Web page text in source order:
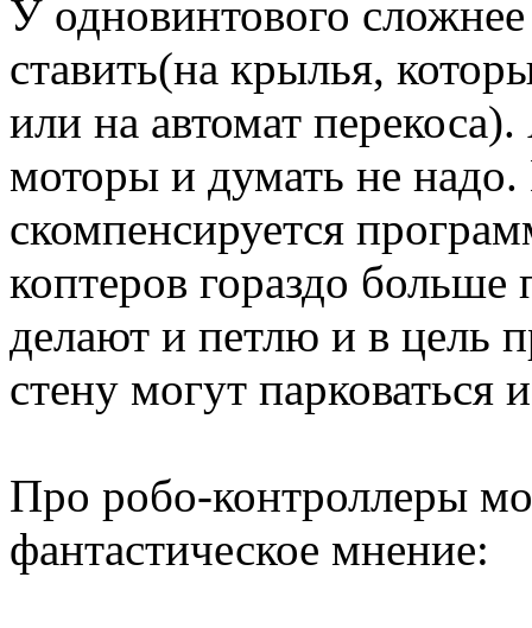
У одновинтового
ставить(на крылья,
или на автомат
моторы и думать не
скомпенсируется
коптеров гораздо
делают и петлю и в цель
стену могут парковаться
Про робо-контроллеры
фантастическое мнение: